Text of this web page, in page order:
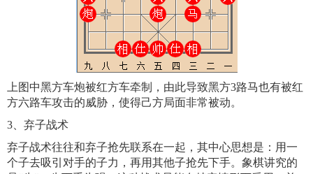
上图中黑方车炮被红方车牵制，由此导致黑方3路马也有被红
方六路车攻击的威胁，使得己方局面非常被动。
3、弃子战术
弃子战术往往和弃子抢先联系在一起，其中心思想是：用一
个子去吸引对手的子力，再用其他子抢先下手。象棋讲究的